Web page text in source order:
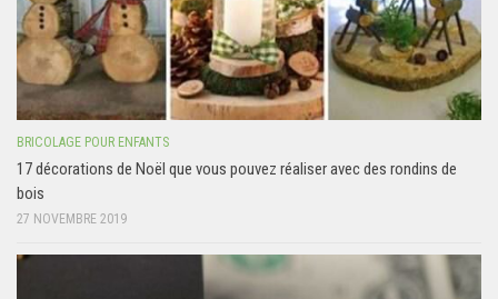
BRICOLAGE POUR ENFANTS
17 décorations de Noël que vous pouvez réaliser avec des rondins de
bois
27 NOVEMBRE 2019